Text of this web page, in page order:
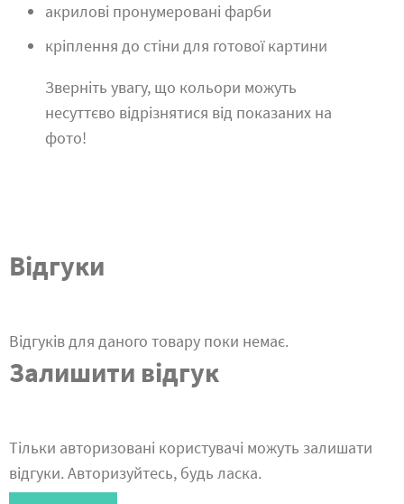
акрилові пронумеровані фарби
кріплення до стіни для готової картини
Зверніть увагу, що кольори можуть
несуттєво відрізнятися від показаних на
фото!
Відгуки
Відгуків для даного товару поки немає.
Залишити відгук
Тільки авторизовані користувачі можуть залишати
відгуки. Авторизуйтесь, будь ласка.